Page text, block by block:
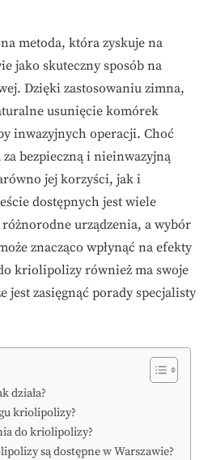
metoda, która zyskuje na
jako skuteczny sposób na
Dzięki zastosowaniu zimna,
usunięcie komórek
inwazyjnych operacji. Choć
bezpieczną i nieinwazyjną
jej korzyści, jak i
dostępnych jest wiele
urządzenia, a wybór
znacząco wpłynąć na efekty
kriolipolizy również ma swoje
jest zasięgnąć porady specjalisty
działa?
kriolipolizy?
do kriolipolizy?
są dostępne w Warszawie?